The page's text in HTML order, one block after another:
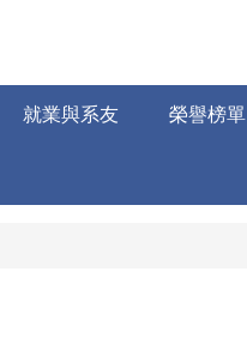
就業與系友 榮譽榜單